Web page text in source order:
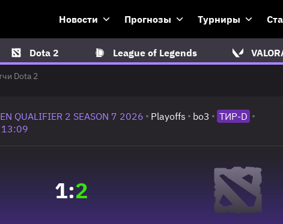
Новости Прогнозы Турниры
Dota 2 League of Legends
Dota 2
QUALIFIER 2 SEASON 7 2026 Playoffs bo3
ТИР-D
1:2